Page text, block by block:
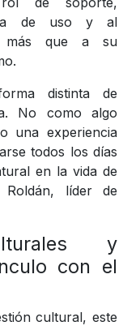
de uso y al
más que a su
distinta de
No como algo
una experiencia
todos los días
en la vida de
Roldán, líder de
y
con el
cultural, este